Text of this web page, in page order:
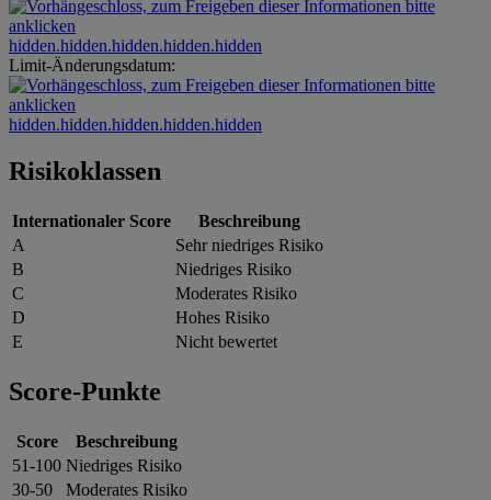
hidden.hidden.hidden.hidden.hidden
Limit-Änderungsdatum:
hidden.hidden.hidden.hidden.hidden
Risikoklassen
Internationaler Score
Beschreibung
A
Sehr niedriges Risiko
B
Niedriges Risiko
C
Moderates Risiko
D
Hohes Risiko
E
Nicht bewertet
Score-Punkte
Score
Beschreibung
51-100 Niedriges Risiko
30-50
Moderates Risiko